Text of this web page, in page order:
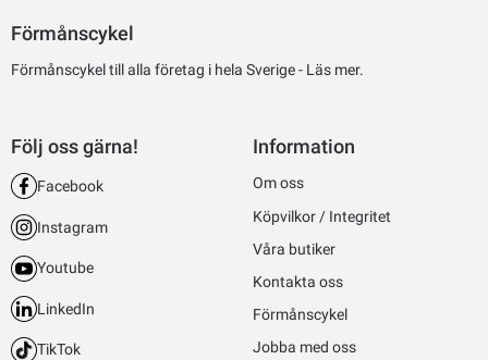
Förmånscykel
Förmånscykel till alla företag i hela Sverige - Läs mer.
Följ oss gärna!
Facebook
Instagram
Youtube
LinkedIn
TikTok
Information
Om oss
Köpvilkor / Integritet
Våra butiker
Kontakta oss
Förmånscykel
Jobba med oss